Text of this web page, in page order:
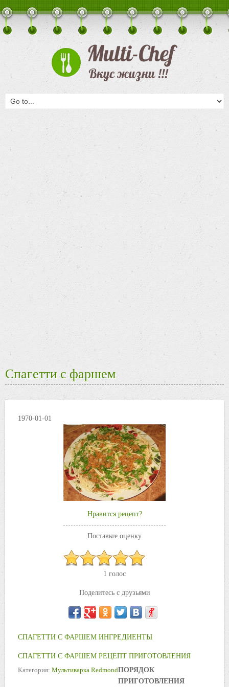
Спагетти с фаршем
1970-01-01
Нравится рецепт?
Поставьте оценку
1 голос
Поделитесь с друзьями
СПАГЕТТИ С ФАРШЕМ ИНГРЕДИЕНТЫ
СПАГЕТТИ С ФАРШЕМ РЕЦЕПТ ПРИГОТОВЛЕНИЯ
Категория: Мультиварка RedmondПОРЯДОК
ПРИГОТОВЛЕНИЯ